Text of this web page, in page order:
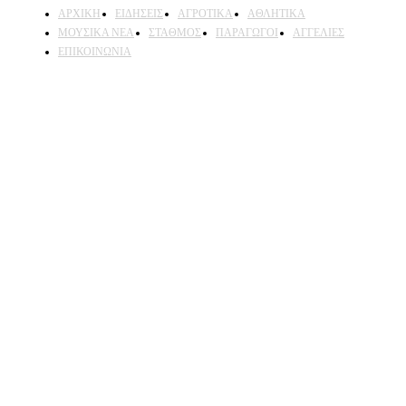
ΑΡΧΙΚΗ ΕΙΔΗΣΕΙΣ ΑΓΡΟΤΙΚΑ
ΑΘΛΗΤΙΚΑ
ΜΟΥΣΙΚΑ ΝΕΑ
ΣΤΑΘΜΟΣ ΠΑΡΑΓΩΓΟΙ
ΑΓΓΕΛΙΕΣ
ΕΠΙΚΟΙΝΩΝΙΑ